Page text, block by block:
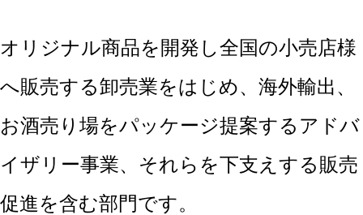
オリジナル商品を開発し全国の小売店様
へ販売する卸売業をはじめ、海外輸出、
お酒売り場をパッケージ提案するアドバ
イザリー事業、それらを下支えする販売
促進を含む部門です。